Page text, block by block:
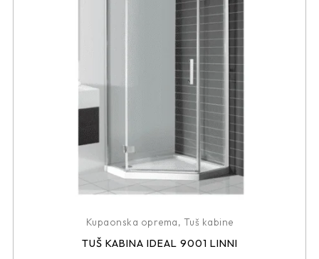
Kupaonska oprema, Tuš kabine
TUŠ KABINA IDEAL 9001 LINNI